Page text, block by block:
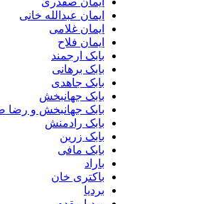
ایمان عبدالله خانی
ایمان غلامی
ایمان فلاح
بابک ارجمند
بابک برهانی
بابک جاهدی
بابک جهانبخش
بابک جهانبخش و رضا صادقی
بابک رادمنش
بابک زرین
بابک مافی
باراد
باکتری خان
بردیا